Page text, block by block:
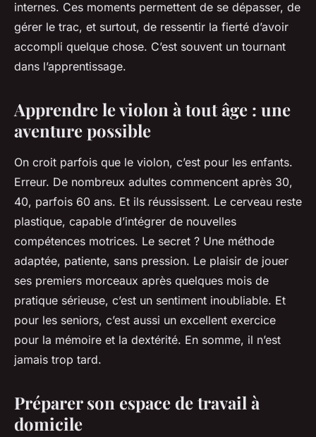
internes. Ces moments permettent de se dépasser, de
gérer le trac, et surtout, de ressentir la fierté d’avoir
accompli quelque chose. C’est souvent un tournant
dans l’apprentissage.
Apprendre le violon à tout âge : une
aventure possible
On croit parfois que le violon, c’est pour les enfants.
Erreur. De nombreux adultes commencent après 30,
40, parfois 60 ans. Et ils réussissent. Le cerveau reste
plastique, capable d’intégrer de nouvelles
compétences motrices. Le secret ? Une méthode
adaptée, patiente, sans pression. Le plaisir de jouer
ses premiers morceaux après quelques mois de
pratique sérieuse, c’est un sentiment inoubliable. Et
pour les seniors, c’est aussi un excellent exercice
pour la mémoire et la dextérité. En somme, il n’est
jamais trop tard.
Préparer son espace de travail à
domicile